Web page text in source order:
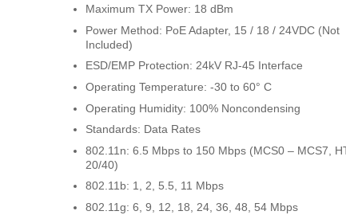
Maximum TX Power: 18 dBm
Power Method: PoE Adapter, 15 / 18 / 24VDC (Not
Included)
ESD/EMP Protection: 24kV RJ-45 Interface
Operating Temperature: -30 to 60° C
Operating Humidity: 100% Noncondensing
Standards: Data Rates
802.11n: 6.5 Mbps to 150 Mbps (MCS0 – MCS7,
20/40)
802.11b: 1, 2, 5.5, 11 Mbps
802.11g: 6, 9, 12, 18, 24, 36, 48, 54 Mbps